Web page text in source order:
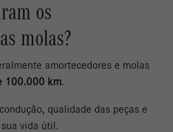
os
molas?
amortecedores e molas
100.000 km.
qualidade das peças e
vida útil.